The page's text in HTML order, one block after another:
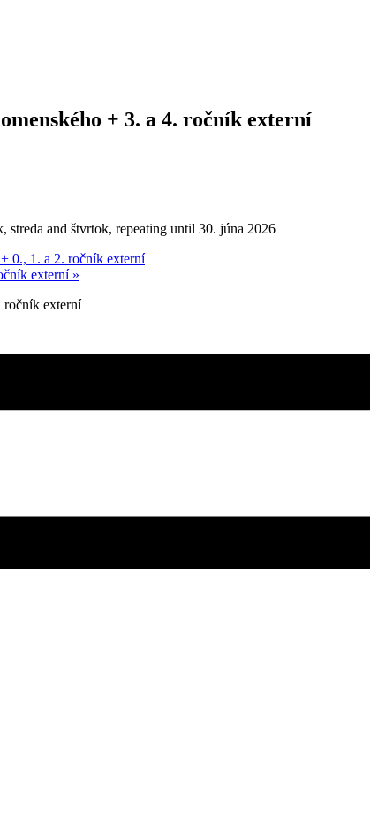
+ 3. a 4. ročník externí
streda and štvrtok, repeating until 30. júna 2026
0., 1. a 2. ročník externí
externí »
ročník externí